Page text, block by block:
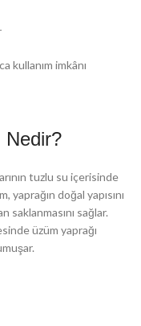
kullanım imkânı
Nedir?
tuzlu su içerisinde
doğal yapısını
sağlar.
üzüm yaprağı